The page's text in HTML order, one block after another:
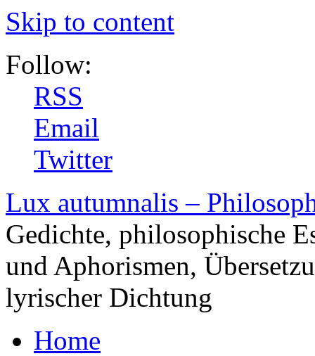
Skip to content
Follow:
RSS
Email
Twitter
Lux autumnalis –
Gedichte, philosophische
und Aphorismen,
lyrischer Dichtung
Home